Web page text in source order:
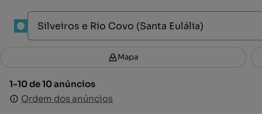
Filtros 3
1-10 de 10 anúncios
Ordem dos anúncios
Mapa
1-10 de 10 anúncios
Ordem dos anúncios